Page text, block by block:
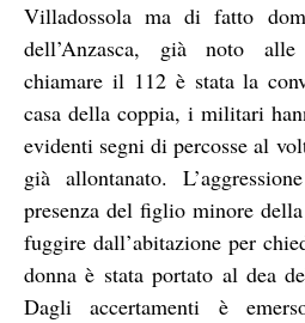
Villadossola ma di fatto
dell’Anzasca, già noto
chiamare il 112 è stata la
casa della coppia, i militari
evidenti segni di percosse al
già allontanato.
presenza del figlio minore
fuggire dall’abitazione per
donna è stata portato al dea
Dagli accertamenti è